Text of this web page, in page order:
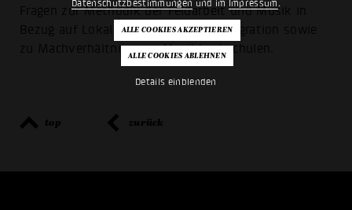
Datenschutzbestimmungen und im Impressum .
Details einblenden
Fragen zur Methodik der Feldarbeit und Musik in
Bezug auf Lokalität, Identität und Migration sowie
zu Machverhältnisse an Musikhochschulen.
top zurück